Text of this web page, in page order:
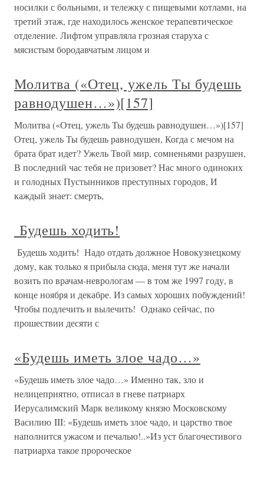
носилки с больными, и тележку с пищевыми котлами, на
третий этаж, где находилось женское терапевтическое
отделение. Лифтом управляла грозная старуха с
мясистым бородавчатым лицом и
Молитва («Отец, ужель Ты будешь
равнодушен…»)[157]
Молитва («Отец, ужель Ты будешь равнодушен…»)[157]
Отец, ужель Ты будешь равнодушен, Когда с мечом на
брата брат идет? Ужель Твой мир, сомненьями разрушен,
В последний час тебя не призовет? Нас много одиноких
и голодных Пустынников преступных городов, И
каждый знает: смерть,
Будешь ходить!
Будешь ходить! Надо отдать должное Новокузнецкому
дому, как только я прибыла сюда, меня тут же начали
возить по врачам-неврологам — в том же 1997 году, в
конце ноября и декабре. Из самых хороших побуждений!
Чтобы подлечить и вылечить! Однако сейчас, по
прошествии десяти с
«Будешь иметь злое чадо…»
«Будешь иметь злое чадо…» Именно так, зло и
нелицеприятно, отписал в гневе патриарх
Иерусалимский Марк великому князю Московскому
Василию III: «Будешь иметь злое чадо, и царство твое
наполнится ужасом и печалью!..»Из уст благочестивого
патриарха такое пророческое